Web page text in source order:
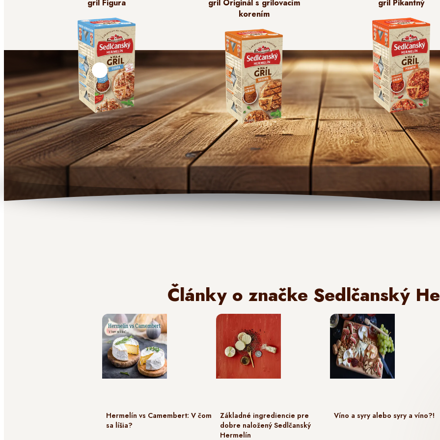
gril Figura
gril Originál s grilovacím
korením
gril Pikantný
Články o značke Sedlčanský
Hermelín vs Camembert: V čom
sa líšia?
Základné ingrediencie pre
dobre naložený Sedlčanský
Hermelín
Víno a syry alebo syry a víno?!